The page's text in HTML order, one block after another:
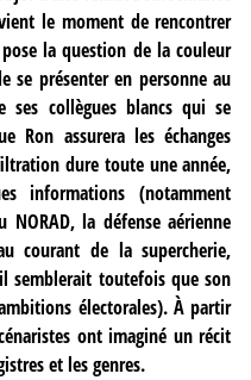
le moment de rencontrer
la question de la couleur
présenter en personne au
ses collègues blancs qui se
Ron assurera les échanges
dure toute une année,
informations (notamment
la défense aérienne
courant de la supercherie,
semblerait toutefois que son
électorales). À partir
ont imaginé un récit
et les genres.